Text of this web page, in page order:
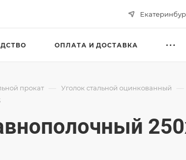
ОПЛАТА И ДОСТАВКА
прокат — Уголок стальной оцинкованный —